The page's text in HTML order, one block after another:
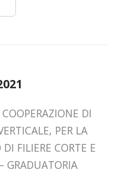
DI
PER LA
FILIERE CORTE E
GRADUATORIA